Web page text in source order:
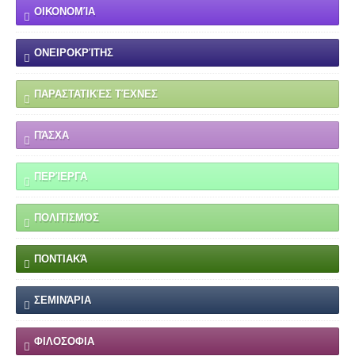
ΟΙΚΟΝΟΜΊΑ
ΟΝΕΙΡΟΚΡΊΤΗΣ
ΠΑΡΑΣΤΑΤΙΚΈΣ ΤΈΧΝΕΣ
ΠΆΣΧΑ
ΠΕΡΊΕΡΓΑ
ΠΟΛΙΤΙΣΜΌΣ
ΠΟΝΤΙΑΚΆ
ΣΕΜΙΝΆΡΙΑ
ΦΙΛΟΣΟΦΙΑ